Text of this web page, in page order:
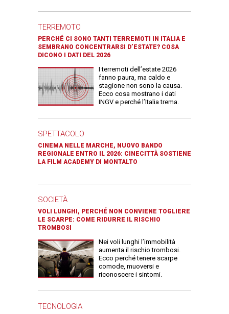
TERREMOTO
PERCHÉ CI SONO TANTI TERREMOTI IN ITALIA E
SEMBRANO CONCENTRARSI D’ESTATE? COSA
DICONO I DATI DEL 2026
I terremoti dell’estate 2026
fanno paura, ma caldo e
stagione non sono la causa.
Ecco cosa mostrano i dati
INGV e perché l’Italia trema.
SPETTACOLO
CINEMA NELLE MARCHE, NUOVO BANDO
REGIONALE ENTRO IL 2026: CINECITTÀ SOSTIENE
LA FILM ACADEMY DI MONTALTO
SOCIETÀ
VOLI LUNGHI, PERCHÉ NON CONVIENE TOGLIERE
LE SCARPE: COME RIDURRE IL RISCHIO
TROMBOSI
Nei voli lunghi l’immobilità
aumenta il rischio trombosi.
Ecco perché tenere scarpe
comode, muoversi e
riconoscere i sintomi.
TECNOLOGIA